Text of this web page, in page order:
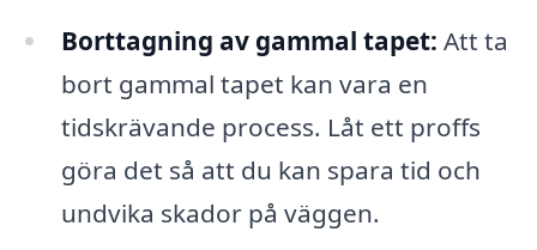
Borttagning av gammal tapet: Att ta
bort gammal tapet kan vara en
tidskrävande process. Låt ett proffs
göra det så att du kan spara tid och
undvika skador på väggen.